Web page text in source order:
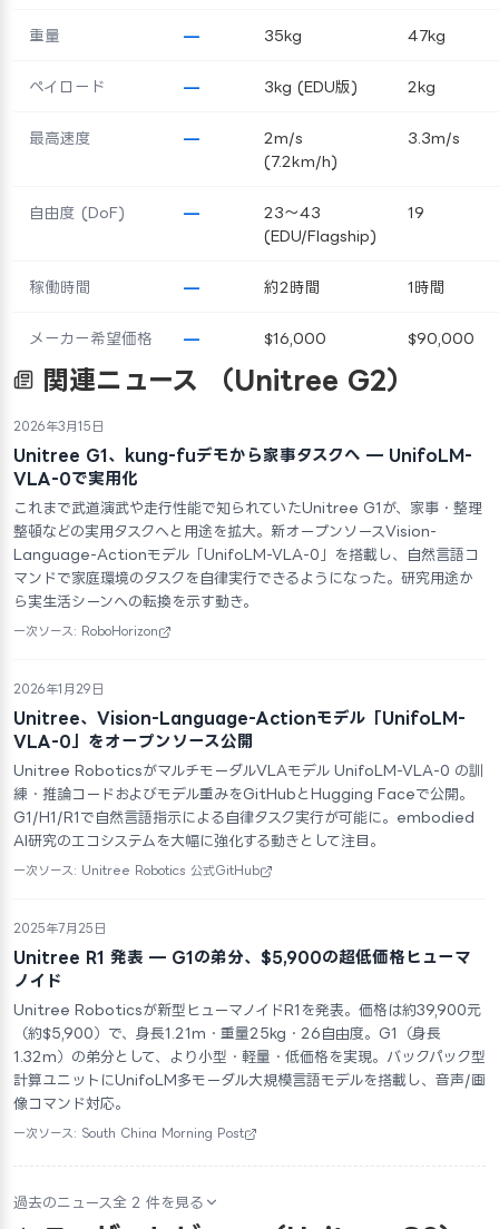
重量 — 35kg 47kg
ペイロード — 3kg (EDU版) 2kg
最高速度 —
2m/s
(7.2km/h)
3.3m/s
自由度 (DoF) —
23～43
(EDU/Flagship)
19
稼働時間 — 約2時間 1時間
メーカー希望価格 — $16,000 $90,000
関連ニュース （Unitree G2）
2026年3月15日
Unitree G1、kung-fuデモから家事タスクへ — UnifoLM-
VLA-0で実用化
これまで武道演武や走行性能で知られていたUnitree G1が、家事・整理
整頓などの実用タスクへと用途を拡大。新オープンソースVision-
Language-Actionモデル「UnifoLM-VLA-0」を搭載し、自然言語コ
マンドで家庭環境のタスクを自律実行できるようになった。研究用途か
ら実生活シーンへの転換を示す動き。
一次ソース: RoboHorizon
2026年1月29日
Unitree、Vision-Language-Actionモデル「UnifoLM-
VLA-0」をオープンソース公開
Unitree RoboticsがマルチモーダルVLAモデル UnifoLM-VLA-0 の訓
練・推論コードおよびモデル重みをGitHubとHugging Faceで公開。
G1/H1/R1で自然言語指示による自律タスク実行が可能に。embodied
AI研究のエコシステムを大幅に強化する動きとして注目。
一次ソース: Unitree Robotics 公式GitHub
2025年7月25日
Unitree R1 発表 — G1の弟分、$5,900の超低価格ヒューマ
ノイド
Unitree Roboticsが新型ヒューマノイドR1を発表。価格は約39,900元
（約$5,900）で、身長1.21m・重量25kg・26自由度。G1（身長
1.32m）の弟分として、より小型・軽量・低価格を実現。バックパック型
計算ユニットにUnifoLM多モーダル大規模言語モデルを搭載し、音声/画
像コマンド対応。
一次ソース: South China Morning Post
過去のニュース全 2 件を見る